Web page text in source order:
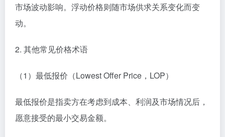
市场波动影响。浮动价格则随市场供求关系变化而变
动。
2. 其他常见价格术语
（1）最低报价（Lowest Offer Price，LOP）
最低报价是指卖方在考虑到成本、利润及市场情况后，
愿意接受的最小交易金额。